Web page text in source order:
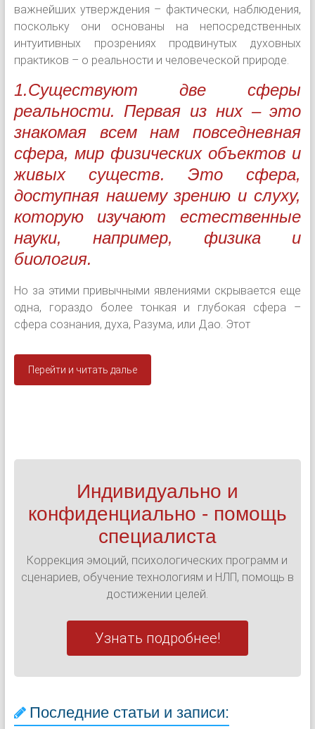
важнейших утверждения – фактически, наблюдения,
поскольку они основаны на непосредственных
интуитивных прозрениях продвинутых духовных
практиков – о реальности и человеческой природе.
1.Существуют две сферы
реальности. Первая из них – это
знакомая всем нам повседневная
сфера, мир физических объектов и
живых существ. Это сфера,
доступная нашему зрению и слуху,
которую изучают естественные
науки, например, физика и
биология.
Но за этими привычными явлениями скрывается еще
одна, гораздо более тонкая и глубокая сфера –
сфера сознания, духа, Разума, или Дао. Этот
Перейти и читать далье
Индивидуально и
конфиденциально - помощь
специалиста
Коррекция эмоций, психологических программ и
сценариев, обучение технологиям и НЛП, помощь в
достижении целей.
Узнать подробнее!
Последние статьи и записи: